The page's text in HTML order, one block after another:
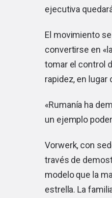
ejecutiva
El movimiento
convertirse en
tomar el control
rapidez, en
«Rumanía ha
un ejemplo
Vorwerk, con
través de
modelo que la
estrella. La